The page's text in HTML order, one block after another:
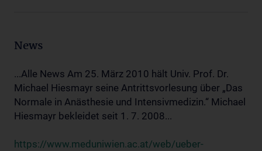
News
...Alle News Am 25. März 2010 hält Univ. Prof. Dr.
Michael Hiesmayr seine Antrittsvorlesung über „Das
Normale in Anästhesie und Intensivmedizin.“ Michael
Hiesmayr bekleidet seit 1. 7. 2008...
https://www.meduniwien.ac.at/web/ueber-